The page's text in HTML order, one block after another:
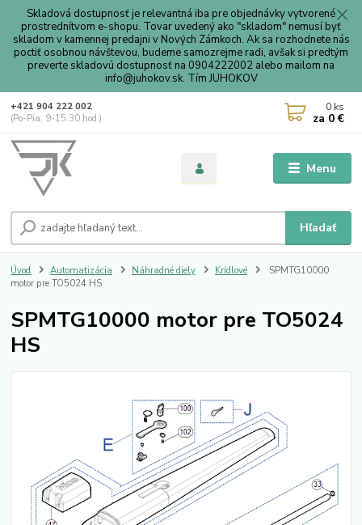
Skladová dostupnosť je relevantná iba pre objednávky vytvorené
prostrednítvom e-shopu. Tovar uvedený ako "skladom" nemusí byť
skladom v kamennej predajni v Nových Zámkoch. Ak sa rozhodnete nás
poctiť osobnou návštevou, budeme samozrejme radi, avšak si predtým
preverte skladovú dostupnosť na 0904222002 alebo mailom na
info@juhokov.sk. Tím JUHOKOV
Menu
Hľadať
+421 904 222 002
(Po-Pia, 9-15.30 hod.)
0 ks
za 0 €
Úvod Automatizácia Náhradné diely Krídlové
SPMTG10000
motor pre TO5024 HS
SPMTG10000 motor pre TO5024
HS